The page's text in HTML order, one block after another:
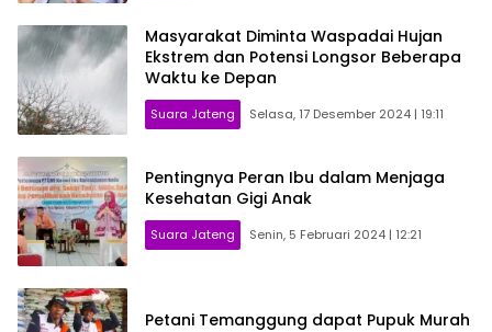
Masyarakat Diminta Waspadai Hujan
Ekstrem dan Potensi Longsor Beberapa
Waktu ke Depan
Suara Jateng Selasa, 17 Desember 2024 | 19:11
Pentingnya Peran Ibu dalam Menjaga
Kesehatan Gigi Anak
Suara Jateng Senin, 5 Februari 2024 | 12:21
Petani Temanggung dapat Pupuk Murah